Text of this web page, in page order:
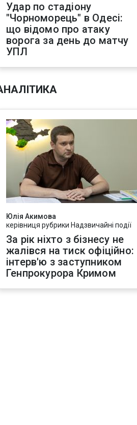
Удар по стадіону
"Чорноморець" в Одесі:
що відомо про атаку
ворога за день до матчу
УПЛ
Юлія Акимова
керівниця рубрики Надзвичайні події
За рік ніхто з бізнесу не
жалівся на тиск офіційно:
інтерв'ю з заступником
Генпрокурора Кримом